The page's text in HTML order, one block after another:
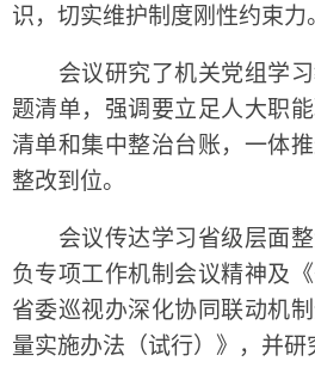
识，切实维护制度刚性约束力
会议研究了机关党组学习
题清单，强调要立足人大职
清单和集中整治台账，一体
整改到位。
会议传达学习省级层面整
负专项工作机制会议精神及
省委巡视办深化协同联动机
量实施办法（试行）》，并研